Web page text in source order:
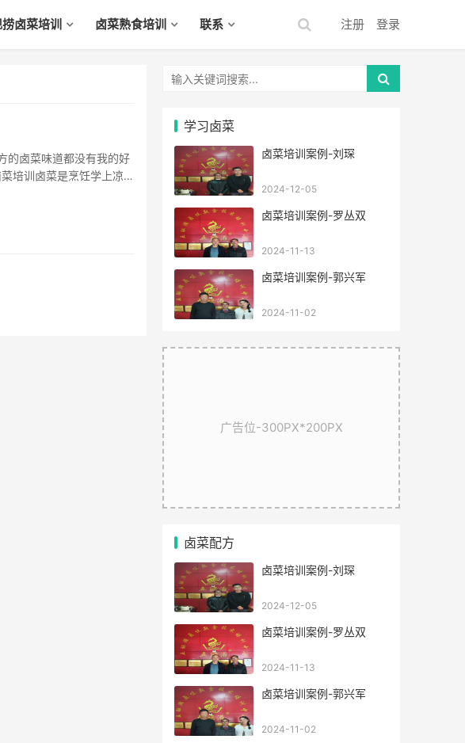
卤菜培训 卤菜熟食培训 联系 注册 登录
培训卤菜是烹饪学上凉食
学习卤菜
卤菜培训案例-刘琛
2024-12-05
卤菜培训案例-罗丛双
2024-11-13
卤菜培训案例-郭兴军
2024-11-02
广告位-300PX*200PX
卤菜配方
卤菜培训案例-刘琛
2024-12-05
卤菜培训案例-罗丛双
2024-11-13
卤菜培训案例-郭兴军
2024-11-02